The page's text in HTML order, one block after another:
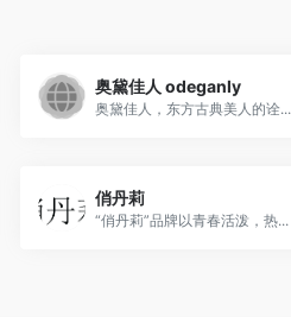
奥黛佳人 odeganly
奥黛佳人，东方古典美人的诠...
俏丹莉
“俏丹莉”品牌以青春活泼，热...